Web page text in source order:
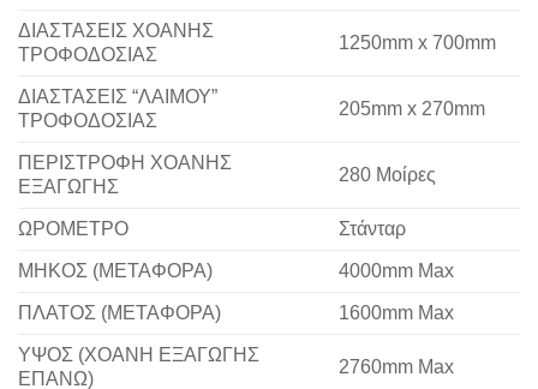
ΔΙΑΣΤΑΣΕΙΣ ΧΟΑΝΗΣ
ΤΡΟΦΟΔΟΣΙΑΣ
1250mm x 700mm
ΔΙΑΣΤΑΣΕΙΣ “ΛΑΙΜΟΥ”
ΤΡΟΦΟΔΟΣΙΑΣ
205mm x 270mm
ΠΕΡΙΣΤΡΟΦΗ ΧΟΑΝΗΣ
ΕΞΑΓΩΓΗΣ
280 Μοίρες
ΩΡΟΜΕΤΡΟ Στάνταρ
ΜΗΚΟΣ (ΜΕΤΑΦΟΡΑ) 4000mm Max
ΠΛΑΤΟΣ (ΜΕΤΑΦΟΡΑ) 1600mm Max
ΥΨΟΣ (ΧΟΑΝΗ ΕΞΑΓΩΓΗΣ
ΕΠΑΝΩ)
2760mm Max